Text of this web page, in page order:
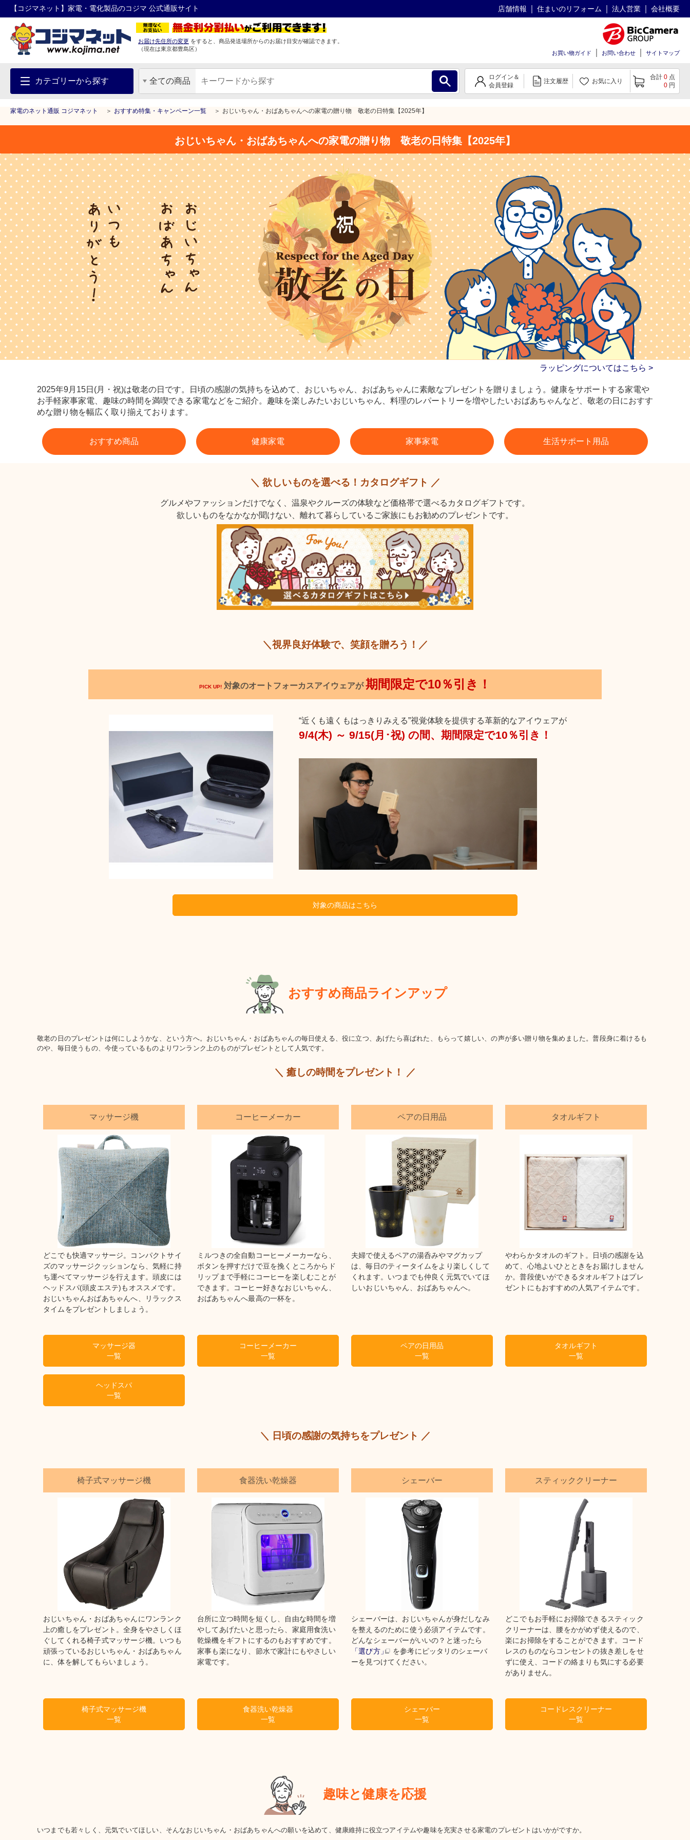
【コジマネット】家電・電化製品のコジマ 公式通販サイト 店舗情報 住まいのリフォーム 法人営業 会社概要
お届け先住所の変更 をすると、商品発送場所からのお届け目安が確認できます。
（現在は東京都豊島区）
お買い物ガイド お問い合わせ サイトマップ
カテゴリーから探す 全ての商品
ログイン＆
会員登録
注文履歴 お気に入り
合計 0 点
0 円
家電のネット通販 コジマネット おすすめ特集・キャンペーン一覧 おじいちゃん・おばあちゃんへの家電の贈り物 敬老の日特集【2025年】
おじいちゃん・おばあちゃんへの家電の贈り物 敬老の日特集【2025年】
ラッピングについてはこちら >
2025年9月15日(月・祝)は敬老の日です。日頃の感謝の気持ちを込めて、おじいちゃん、おばあちゃんに素敵なプレゼントを贈りましょう。健康をサポートする家電や
お手軽家事家電、趣味の時間を満喫できる家電などをご紹介。趣味を楽しみたいおじいちゃん、料理のレパートリーを増やしたいおばあちゃんなど、敬老の日におすす
めな贈り物を幅広く取り揃えております。
おすすめ商品 健康家電 家事家電 生活サポート用品
＼ 欲しいものを選べる！カタログギフト ／
グルメやファッションだけでなく、温泉やクルーズの体験など価格帯で選べるカタログギフトです。
欲しいものをなかなか聞けない、離れて暮らしているご家族にもお勧めのプレゼントです。
＼視界良好体験で、笑顔を贈ろう！／
PICK UP! 対象のオートフォーカスアイウェアが期間限定で10％引き！
“近くも遠くもはっきりみえる”視覚体験を提供する革新的なアイウェアが
9/4(木) ～ 9/15(月･祝) の間、期間限定で10％引き！
対象の商品はこちら
おすすめ商品ラインアップ
敬老の日のプレゼントは何にしようかな、という方へ。おじいちゃん・おばあちゃんの毎日使える、役に立つ、あげたら喜ばれた、もらって嬉しい、の声が多い贈り物を集めました。普段身に着けるも
のや、毎日使うもの、今使っているものよりワンランク上のものがプレゼントとして人気です。
＼ 癒しの時間をプレゼント！ ／
マッサージ機
どこでも快適マッサージ。コンパクトサイ
ズのマッサージクッションなら、気軽に持
ち運べてマッサージを行えます。頭皮には
ヘッドスパ(頭皮エステ)もオススメです。
おじいちゃんおばあちゃんへ、リラックス
タイムをプレゼントしましょう。
マッサージ器
一覧
ヘッドスパ
一覧
コーヒーメーカー
ミルつきの全自動コーヒーメーカーなら、
ボタンを押すだけで豆を挽くところからド
リップまで手軽にコーヒーを楽しむことが
できます。コーヒー好きなおじいちゃん、
おばあちゃんへ最高の一杯を。
コーヒーメーカー
一覧
ペアの日用品
夫婦で使えるペアの湯呑みやマグカップ
は、毎日のティータイムをより楽しくして
くれます。いつまでも仲良く元気でいてほ
しいおじいちゃん、おばあちゃんへ。
ペアの日用品
一覧
タオルギフト
やわらかタオルのギフト。日頃の感謝を込
めて、心地よいひとときをお届けしません
か。普段使いができるタオルギフトはプレ
ゼントにもおすすめの人気アイテムです。
タオルギフト
一覧
＼ 日頃の感謝の気持ちをプレゼント ／
椅子式マッサージ機
おじいちゃん・おばあちゃんにワンランク
上の癒しをプレゼント。全身をやさしくほ
ぐしてくれる椅子式マッサージ機。いつも
頑張っているおじいちゃん・おばあちゃん
に、体を解してもらいましょう。
椅子式マッサージ機
一覧
食器洗い乾燥器
台所に立つ時間を短くし、自由な時間を増
やしてあげたいと思ったら、家庭用食洗い
乾燥機をギフトにするのもおすすめです。
家事も楽になり、節水で家計にもやさしい
家電です。
食器洗い乾燥器
一覧
シェーバー
シェーバーは、おじいちゃんが身だしなみ
を整えるのために使う必須アイテムです。
どんなシェーバーがいいの？と迷ったら
「選び方」
を参考にピッタリのシェーバ
ーを見つけてください。
シェーバー
一覧
スティッククリーナー
どこでもお手軽にお掃除できるスティック
クリーナーは、腰をかがめず使えるので、
楽にお掃除をすることができます。コード
レスのものならコンセントの抜き差しをせ
ずに使え、コードの絡まりも気にする必要
がありません。
コードレスクリーナー
一覧
趣味と健康を応援
いつまでも若々しく、元気でいてほしい、そんなおじいちゃん・おばあちゃんへの願いを込めて、健康維持に役立つアイテムや趣味を充実させる家電のプレゼントはいかがですか。